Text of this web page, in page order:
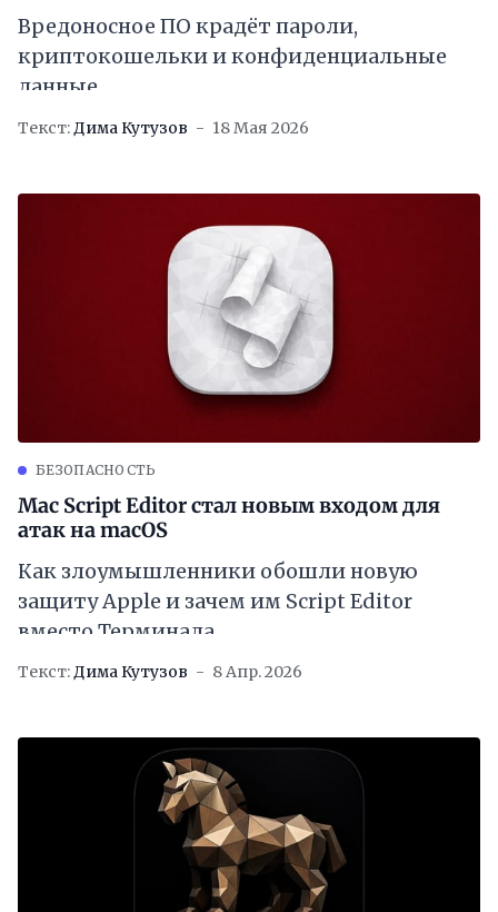
Вредоносное ПО крадёт пароли,
криптокошельки и конфиденциальные
данные
Текст:Дима Кутузов 18 Мая 2026
БЕЗОПАСНОСТЬ
Mac Script Editor стал новым входом для
атак на macOS
Как злоумышленники обошли новую
защиту Apple и зачем им Script Editor
вместо Терминала
Текст:Дима Кутузов 8 Апр. 2026